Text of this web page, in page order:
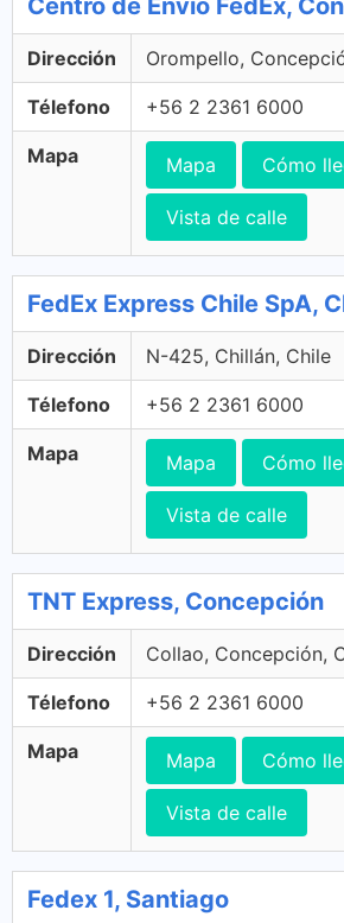
Centro de Envío FedEx,
Dirección Orompello,
Télefono +56 2 2361 6000
Mapa Mapa Cómo
Vista de calle
FedEx Express Chile SpA,
Dirección N-425, Chillán, Chile
Télefono +56 2 2361 6000
Mapa Mapa Cómo
Vista de calle
TNT Express, Concepción
Dirección Collao, Concepción,
Télefono +56 2 2361 6000
Mapa Mapa Cómo
Vista de calle
Fedex 1, Santiago